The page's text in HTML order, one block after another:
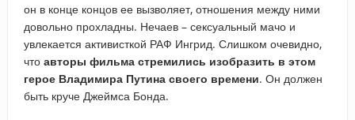
он в конце концов ее вызволяет, отношения между ними
довольно прохладны. Нечаев – сексуальный мачо и
увлекается активисткой РАФ Ингрид. Слишком очевидно,
что авторы фильма стремились изобразить в этом
герое Владимира Путина своего времени. Он должен
быть круче Джеймса Бонда.